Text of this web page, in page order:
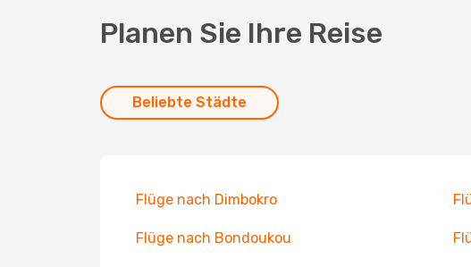
Planen Sie Ihre Reise
Beliebte Städte
Flüge nach Dimbokro
Flüge nach Bondoukou